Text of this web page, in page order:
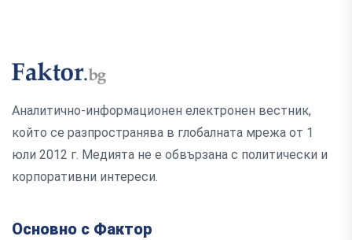
Аналитично-информационен електронен вестник,
който се разпространява в глобалната мрежа от 1
юли 2012 г. Медията не е обвързана с политически и
корпоративни интереси.
Основно с Фактор